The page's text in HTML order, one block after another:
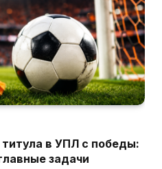
в УПЛ с победы:
задачи